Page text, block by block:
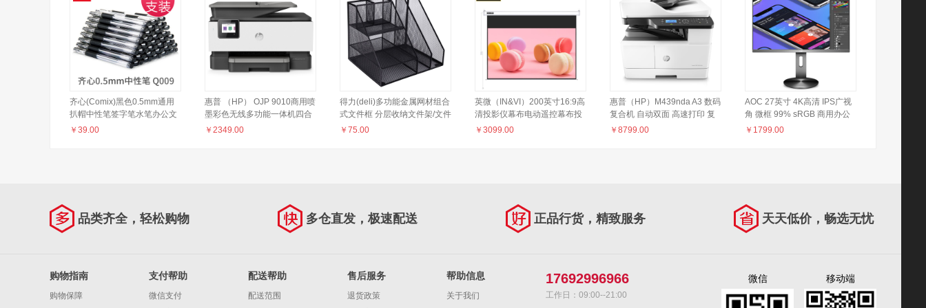
齐心(Comix)黑色0.5mm通用
扒帽中性笔签字笔水笔办公文
具 工具 60支装Q009
￥ 39.00
惠普 （HP） OJP 9010商用喷
墨彩色无线多功能一体机四合
一 打印复印扫描传真 自动双面
￥ 2349.00
得力(deli)多功能金属网材组合
式文件框 分层收纳文件架/文件
栏/文件筐/资料架 带笔筒 办公
￥ 75.00
英微（IN&VI）200英寸16:9高
清投影仪幕布电动遥控幕布投
影机屏幕家用办公合成纤维投
￥ 3099.00
惠普（HP）M439nda A3 数码
复合机 自动双面 高速打印 复
印 扫描 自动输稿 437nda升级
￥ 8799.00
AOC 27英寸 4K高清 IPS广视
角 微框 99% sRGB 商用办公
节能 低蓝光不闪旋转升降PS4
￥ 1799.00
品类齐全，轻松购物 多仓直发，极速配送 正品行货，精致服务 天天低价，畅选无忧
购物指南
购物保障
支付帮助
微信支付
配送帮助
配送范围
售后服务
退货政策
帮助信息
关于我们
17692996966
工作日：09:00--21:00
微信 移动端